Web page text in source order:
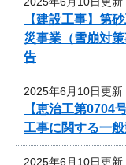
【建設工事】第
災事業（雪崩対
告
2025年6月10日更新
【恵治工第
工事に関する一
2025年6月10日更新